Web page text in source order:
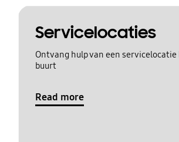
Servicelocaties
Ontvang hulp van een servicelocatie
buurt
Read more